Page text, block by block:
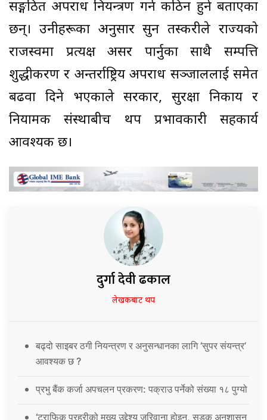
सङ्गठित अपराध नियन्त्रण गर्न कठिन हुने बताएका
छन्। उनीहरूका अनुसार सुन तस्करीले राज्यको
राजस्वमा प्रत्यक्ष असर पार्नुका साथै सम्पत्ति
शुद्धीकरण र अन्तर्राष्ट्रिय अपराध सञ्जाललाई समेत
बढवा दिने भएकाले सरकार, सुरक्षा निकाय र
नियामक संस्थाबीच थप प्रभावकारी सहकार्य
आवश्यक छ।
दुर्गा देवी ढकाल
लेखकबाट थप
बढ्दो साइबर ठगी नियन्त्रण र अनुसन्धानका लागि ‘सुपर संयन्त्र’
आवश्यक छ ?
प्रभु बैंक कर्जा अपचलन प्रकरण: पक्राउ पर्नेको संख्या १८ पुग्यो
‘ट्राफिक प्रहरीको मुख्य उद्देश्य जरिवाना होइन, सडक अनुशासन